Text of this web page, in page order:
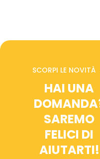
SCORPI LE NOVITÀ
HAI UNA
SAREMO
FELICI DI
AIUTARTI!